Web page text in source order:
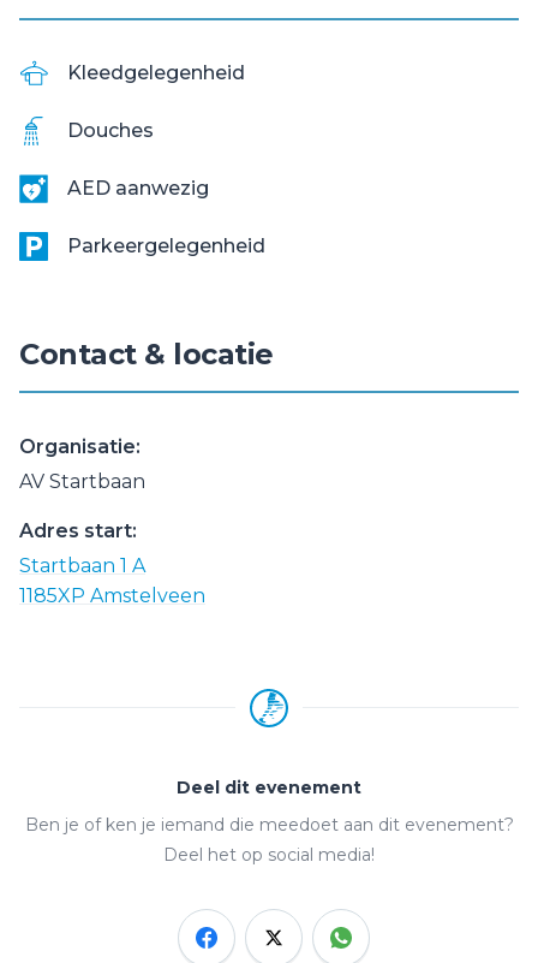
Kleedgelegenheid
Douches
AED aanwezig
Parkeergelegenheid
Contact & locatie
Organisatie:
AV Startbaan
Adres start:
Startbaan 1 A
1185XP Amstelveen
Deel dit evenement
Ben je of ken je iemand die meedoet aan dit evenement?
Deel het op social media!